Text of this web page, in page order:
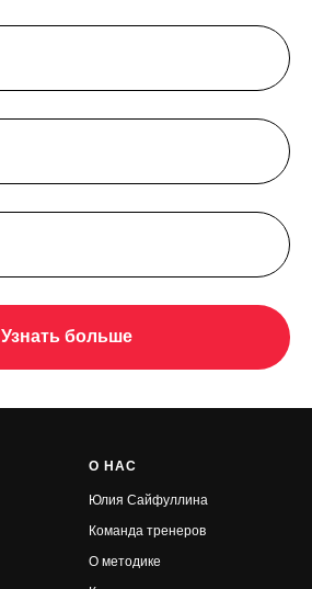
Узнать больше
О НАС
Юлия Сайфуллина
Команда тренеров
О методике